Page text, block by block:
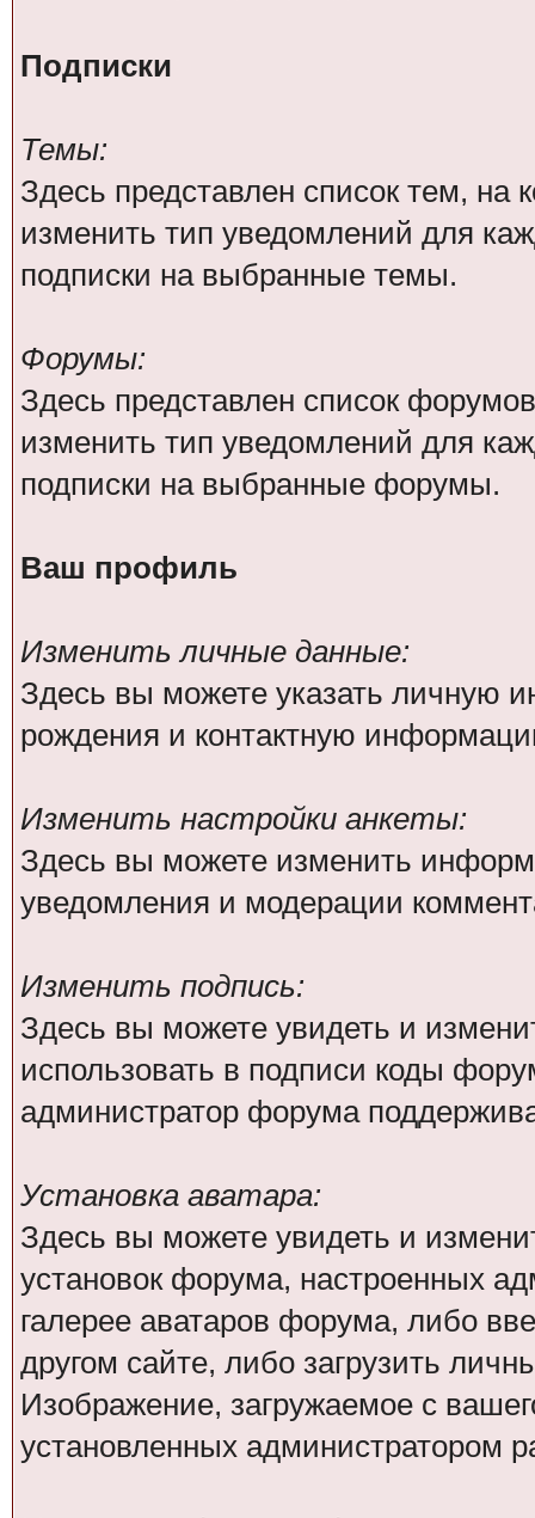
Подписки
Темы:
Здесь представлен список тем,
изменить тип уведомлений для
подписки на выбранные темы.
Форумы:
Здесь представлен список
изменить тип уведомлений для
подписки на выбранные форумы.
Ваш профиль
Изменить личные данные:
Здесь вы можете указать личную
рождения и контактную
Изменить настройки анкеты:
Здесь вы можете изменить
уведомления и модерации
Изменить подпись:
Здесь вы можете увидеть и
использовать в подписи коды
администратор форума
Установка аватара:
Здесь вы можете увидеть и
установок форума, настроенных
галерее аватаров форума, либо
другом сайте, либо загрузить
Изображение, загружаемое с
установленных администратором